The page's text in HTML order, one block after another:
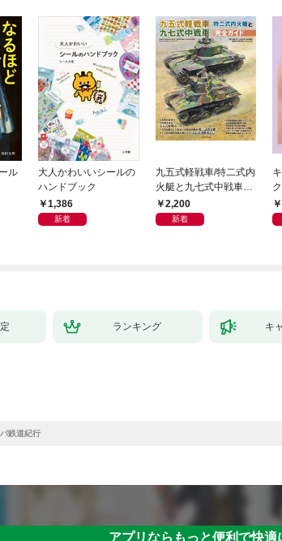
ル
大人かわいいシールの
ハンドブック
1,386
新着
九五式軽戦車/特二式内
火艇と九七式中戦車完
全ガイド
2,200
新着
ランキング キ
鉄道紀行
アプリならもっと便利で快適